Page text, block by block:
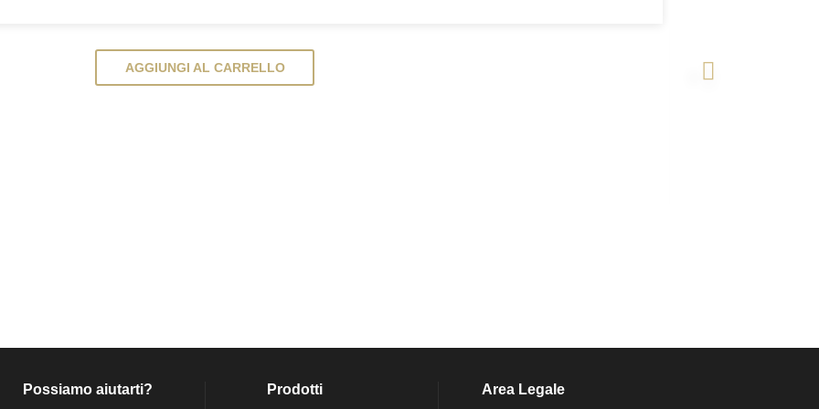
AGGIUNGI AL CARRELLO
Possiamo aiutarti? Prodotti Area Legale